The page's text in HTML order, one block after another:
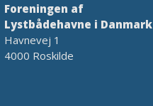
Foreningen af
Lystbådehavne i Danmark
Havnevej 1
4000 Roskilde